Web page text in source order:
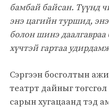
бамбай байсан. Түүнд
энэ цагийн туршид,
болон шинэ
хүчтэй гартаа
Сэргээн босголтын
театрт дайныг
сарын хугацаанд тэд